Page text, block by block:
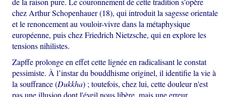
chez Arthur Schopenhauer (18), qui introduit la sagesse orientale
et le renoncement au vouloir-vivre dans la métaphysique
européenne, puis chez Friedrich Nietzsche, qui en explore les
tensions nihilistes.
Zapffe prolonge en effet cette lignée en radicalisant le constat
pessimiste. À l’instar du bouddhisme originel, il identifie la vie à
la souffrance (Dukkha) ; toutefois, chez lui, cette douleur n'est
pas une illusion dont l'éveil nous libère, mais une erreur